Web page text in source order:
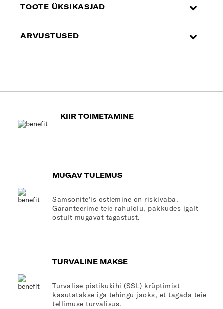
TOOTE ÜKSIKASJAD
ARVUSTUSED
KIIR TOIMETAMINE
MUGAV TULEMUS
Samsonite'is ostlemine on riskivaba.
Garanteerime teie rahulolu, pakkudes igalt
ostult mugavat tagastust.
TURVALINE MAKSE
Turvalise pistikukihi (SSL) krüptimist
kasutatakse iga tehingu jaoks, et tagada teie
tellimuse turvalisus.